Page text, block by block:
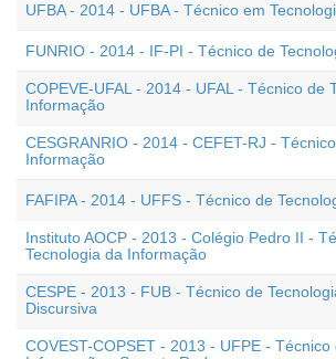
UFBA - 2014 - UFBA - Técnico em
FUNRIO - 2014 - IF-PI - Técnico de
COPEVE-UFAL - 2014 - UFAL - Técnico de
Informação
CESGRANRIO - 2014 - CEFET-RJ -
Informação
FAFIPA - 2014 - UFFS - Técnico de
Instituto AOCP - 2013 - Colégio Pedro II -
Tecnologia da Informação
CESPE - 2013 - FUB - Técnico de
Discursiva
COVEST-COPSET - 2013 - UFPE - Técnico